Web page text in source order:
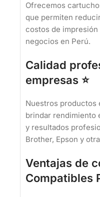
Ofrecemos
que permiten
costos de
negocios en Perú.
Calidad
empresas ⭐
Nuestros productos
brindar rendimiento
y resultados
Brother, Epson y
Ventajas de
Compatibles